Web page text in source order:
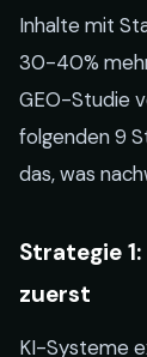
Inhalte mit
30-40%
GEO-Studie
folgenden 9
das, was
Strategie
zuerst
KI-Systeme